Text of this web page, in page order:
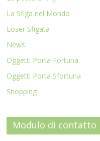
La Sfiga nel Mondo
Loser Sfigata
News
Oggetti Porta Fortuna
Oggetti Porta Sfortuna
Shopping
Modulo di contatto